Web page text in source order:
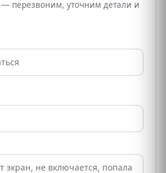
перезвоним, уточним детали и